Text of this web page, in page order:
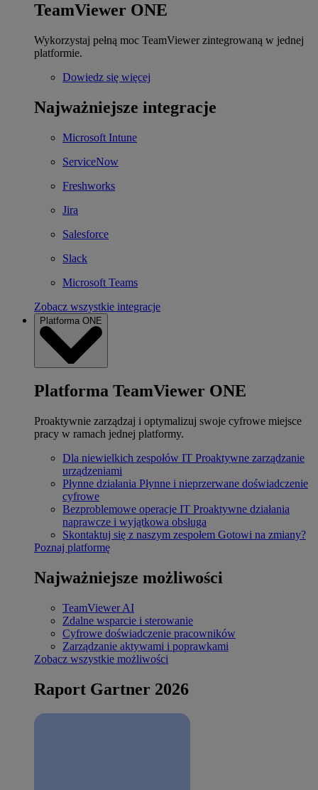
TeamViewer ONE
Wykorzystaj pełną moc TeamViewer zintegrowaną w jednej
platformie.
Dowiedz się więcej
Najważniejsze integracje
Microsoft Intune
ServiceNow
Freshworks
Jira
Salesforce
Slack
Microsoft Teams
Zobacz wszystkie integracje
Platforma ONE
Platforma TeamViewer ONE
Proaktywnie zarządzaj i optymalizuj swoje cyfrowe miejsce
pracy w ramach jednej platformy.
Dla niewielkich zespołów IT Proaktywne zarządzanie
urządzeniami
Płynne działania Płynne i nieprzerwane doświadczenie
cyfrowe
Bezproblemowe operacje IT Proaktywne działania
naprawcze i wyjątkowa obsługa
Skontaktuj się z naszym zespołem Gotowi na zmiany?
Poznaj platformę
Najważniejsze możliwości
TeamViewer AI
Zdalne wsparcie i sterowanie
Cyfrowe doświadczenie pracowników
Zarządzanie aktywami i poprawkami
Zobacz wszystkie możliwości
Raport Gartner 2026